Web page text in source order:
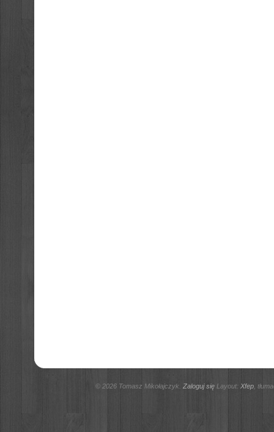
© 2026 Tomasz Mikołajczyk. Zaloguj sięLayout: Xfep,